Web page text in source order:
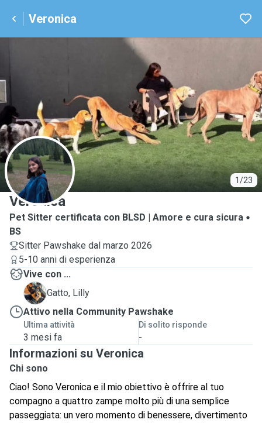
Veronica
1/23
V
Veronica
Pet Sitter certificata con BLSD | Amore e cura sicura
BS
Sitter Pawshake dal marzo 2026
5-10 anni di esperienza
Vive con ...
L
Gatto, Lilly
Attivo nella Community Pawshake
Ultima attività
3 mesi fa
Di solito risponde
-
Informazioni su Veronica
Chi sono
Ciao! Sono Veronica e il mio obiettivo è offrire al tuo
compagno a quattro zampe molto più di una semplice
passeggiata: un vero momento di benessere, divertimento